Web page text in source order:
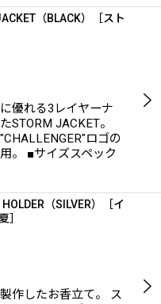
（BLACK）［スト
優れる3レイヤーナ
STORM JACKET。
ロゴの
。 ■サイズスペック
（SILVER）［イ
］
作したお香立て。 ス